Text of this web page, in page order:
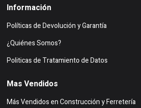
Información
Políticas de Devolución y Garantía
¿Quiénes Somos?
Politicas de Tratamiento de Datos
Mas Vendidos
Más Vendidos en Construcción y Ferretería